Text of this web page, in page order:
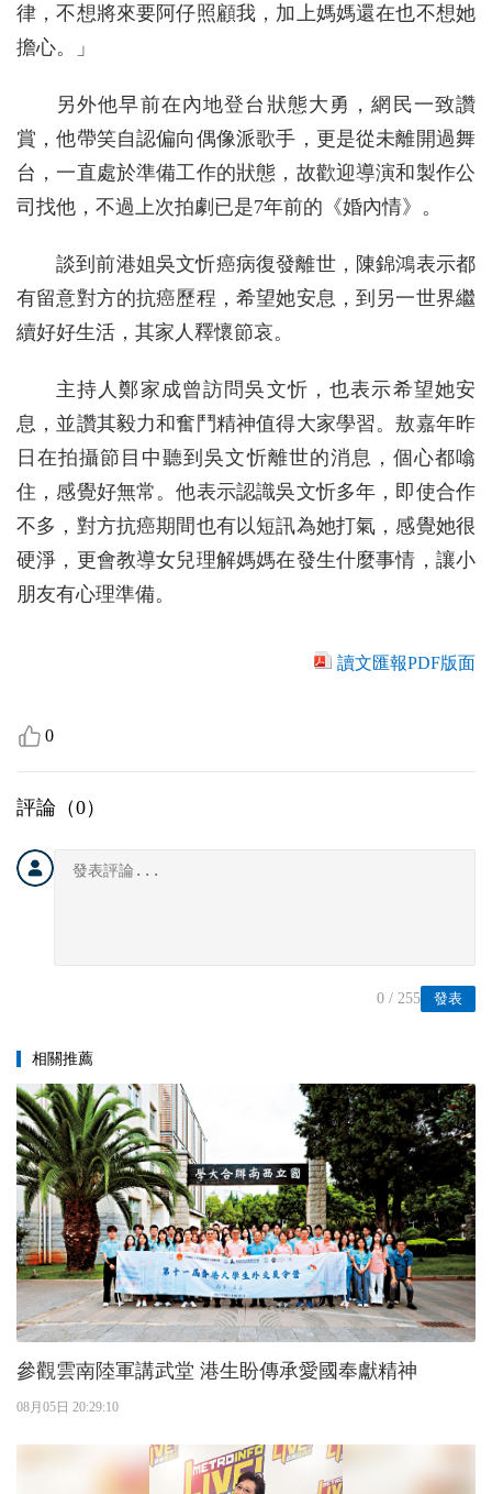
律，不想將來要阿仔照顧我，加上媽媽還在也不想她
擔心。」
另外他早前在內地登台狀態大勇，網民一致讚
賞，他帶笑自認偏向偶像派歌手，更是從未離開過舞
台，一直處於準備工作的狀態，故歡迎導演和製作公
司找他，不過上次拍劇已是7年前的《婚內情》。
談到前港姐吳文忻癌病復發離世，陳錦鴻表示都
有留意對方的抗癌歷程，希望她安息，到另一世界繼
續好好生活，其家人釋懷節哀。
主持人鄭家成曾訪問吳文忻，也表示希望她安
息，並讚其毅力和奮鬥精神值得大家學習。敖嘉年昨
日在拍攝節目中聽到吳文忻離世的消息，個心都噏
住，感覺好無常。他表示認識吳文忻多年，即使合作
不多，對方抗癌期間也有以短訊為她打氣，感覺她很
硬淨，更會教導女兒理解媽媽在發生什麼事情，讓小
朋友有心理準備。
讀文匯報PDF版面
0
評論（0）
發表
0 / 255
相關推薦
參觀雲南陸軍講武堂 港生盼傳承愛國奉獻精神
08月05日 20:29:10